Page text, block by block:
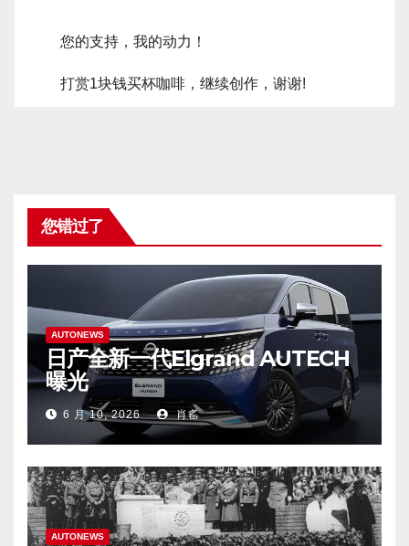
您的支持，我的动力！
打赏1块钱买杯咖啡，继续创作，谢谢!
您错过了
AUTONEWS
日产全新一代Elgrand AUTECH
曝光
6 月 10, 2026 肖䍃
AUTONEWS